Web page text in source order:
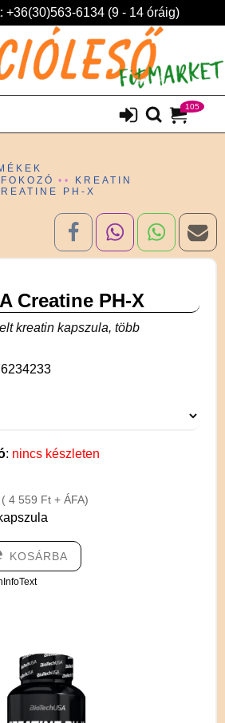
+36(30)563-6134 (9 - 14 óráig)
105
KREATIN
PH-X
Creatine PH-X
kreatin kapszula, több
: nincs készleten
( 4 559 Ft + ÁFA)
KOSÁRBA